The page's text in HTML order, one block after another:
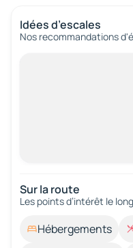
Idées d’escales
Nos recommandations
Sur la route
Les points d’intérêt le
Hébergements